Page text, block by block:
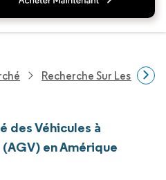
Recherche Sur Les
des Véhicules à
en Amérique